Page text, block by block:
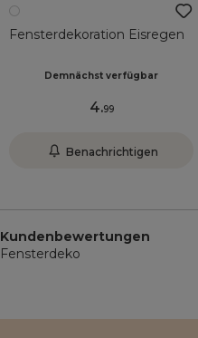
Fensterdekoration Eisregen
Demnächst verfügbar
4.99
Benachrichtigen
Kundenbewertungen
Fensterdeko